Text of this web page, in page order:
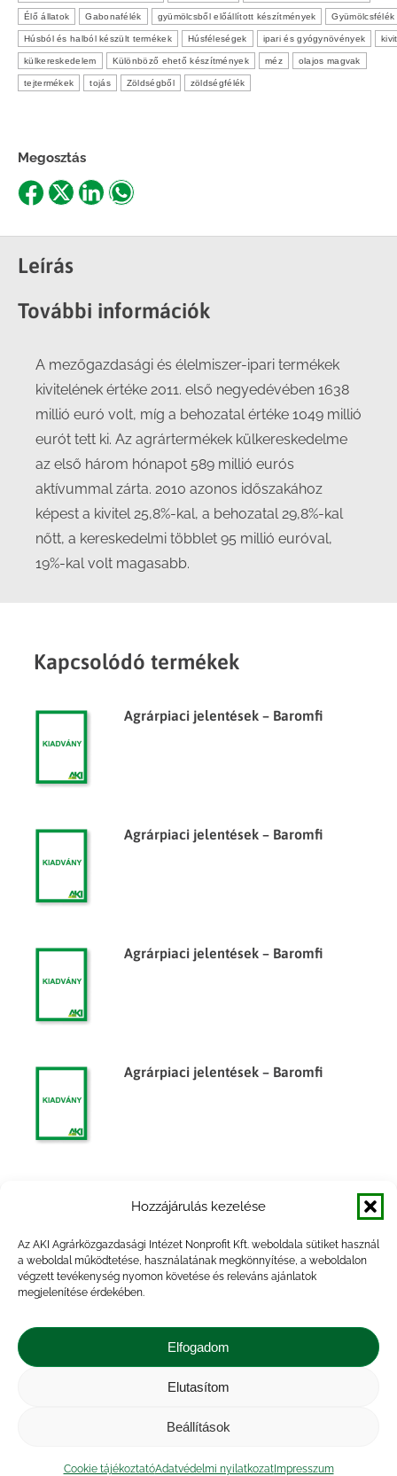
Hozzájárulás kezelése
Az AKI Agrárközgazdasági Intézet Nonprofit Kft. weboldala sütiket használ
a weboldal működtetése, használatának megkönnyítése, a weboldalon
végzett tevékenység nyomon követése és releváns ajánlatok
megjelenítése érdekében.
Elfogadom
Elutasítom
Beállítások
Cookie tájékoztatóAdatvédelmi nyilatkozatImpresszum
Élő állatok Gabonafélék gyümölcsből előállított készítmények Gyümölcsfélék
Húsból és halból készült termékek Húsféleségek ipari és gyógynövények
külkereskedelem Különböző ehető készítmények méz olajos magvak
tejtermékek tojás Zöldségből zöldségfélék
Megosztás
Share
Facebook
Share
X
ShareShare
Leírás
További információk
A mezőgazdasági és élelmiszer-ipari termékek
kivitelének értéke 2011. első negyedévében 1638
millió euró volt, míg a behozatal értéke 1049 millió
eurót tett ki. Az agrártermékek külkereskedelme
az első három hónapot 589 millió eurós
aktívummal zárta. 2010 azonos időszakához
képest a kivitel 25,8%-kal, a behozatal 29,8%-kal
nőtt, a kereskedelmi többlet 95 millió euróval,
19%-kal volt magasabb.
Kapcsolódó termékek
Agrárpiaci jelentések – Baromfi
Agrárpiaci jelentések – Baromfi
Agrárpiaci jelentések – Baromfi
Agrárpiaci jelentések – Baromfi
külkereskedelme, 2014. év
Közérdekű adatok
| Adatvédelmi nyilatkozat |